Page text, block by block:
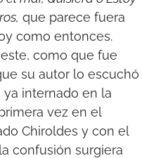
que parece fuera
como entonces.
como que fue
su autor lo escuchó
internado en la
vez en el
Chiroldes y con el
confusión surgiera